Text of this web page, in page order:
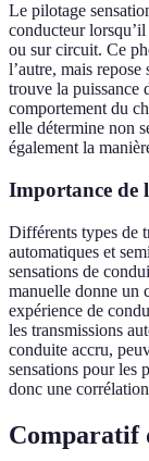
Le pilotage
conducteur
ou sur circuit. Ce
l’autre, mais
trouve la puissance
comportement du
elle détermine non
également la
Importance de
Différents types de
automatiques et
sensations de
manuelle donne un
expérience de
les transmissions
conduite accru,
sensations pour les
donc une
Comparatif